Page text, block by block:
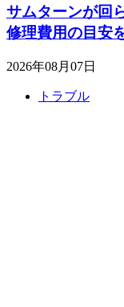
サムターンが回
修理費用の目安
2026年08月07日
トラブル